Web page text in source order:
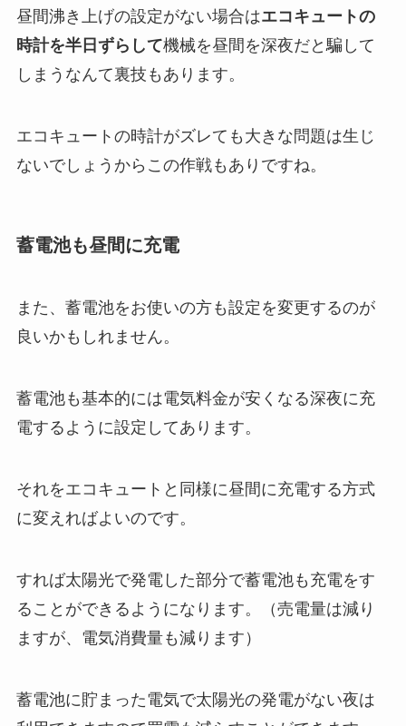
昼間沸き上げの設定がない場合はエコキュートの
時計を半日ずらして機械を昼間を深夜だと騙して
しまうなんて裏技もあります。
エコキュートの時計がズレても大きな問題は生じ
ないでしょうからこの作戦もありですね。
蓄電池も昼間に充電
また、蓄電池をお使いの方も設定を変更するのが
良いかもしれません。
蓄電池も基本的には電気料金が安くなる深夜に充
電するように設定してあります。
それをエコキュートと同様に昼間に充電する方式
に変えればよいのです。
すれば太陽光で発電した部分で蓄電池も充電をす
ることができるようになります。（売電量は減り
ますが、電気消費量も減ります）
蓄電池に貯まった電気で太陽光の発電がない夜は